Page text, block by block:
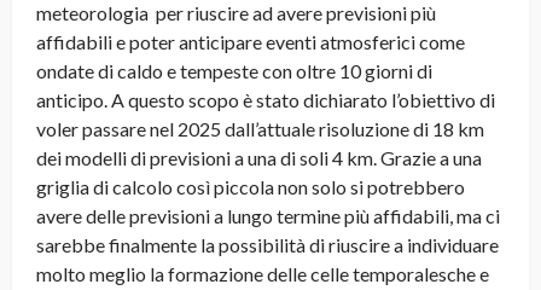
meteorologia per riuscire ad avere previsioni più
affidabili e poter anticipare eventi atmosferici come
ondate di caldo e tempeste con oltre 10 giorni di
anticipo. A questo scopo è stato dichiarato l’obiettivo di
voler passare nel 2025 dall’attuale risoluzione di 18 km
dei modelli di previsioni a una di soli 4 km. Grazie a una
griglia di calcolo così piccola non solo si potrebbero
avere delle previsioni a lungo termine più affidabili, ma ci
sarebbe finalmente la possibilità di riuscire a individuare
molto meglio la formazione delle celle temporalesche e